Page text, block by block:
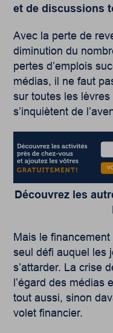
et de discussions
Avec la perte de
diminution du
pertes d’emplois
médias, il ne faut
sur toutes les
s’inquiètent de
Découvrez les
Mais le
seul défi auquel les
s’attarder. La crise
l’égard des médias
tout aussi, sinon
volet financier.